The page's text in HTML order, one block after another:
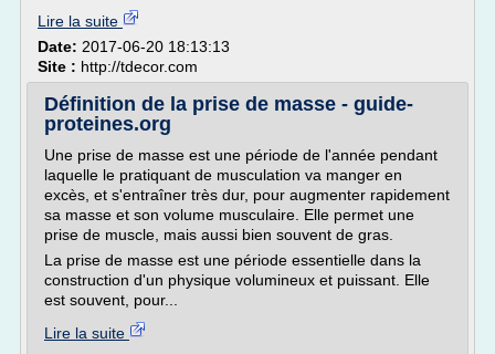
Lire la suite
Date: 2017-06-20 18:13:13
Site : http://tdecor.com
Définition de la prise de masse - guide-
proteines.org
Une prise de masse est une période de l'année pendant
laquelle le pratiquant de musculation va manger en
excès, et s'entraîner très dur, pour augmenter rapidement
sa masse et son volume musculaire. Elle permet une
prise de muscle, mais aussi bien souvent de gras.
La prise de masse est une période essentielle dans la
construction d'un physique volumineux et puissant. Elle
est souvent, pour...
Lire la suite